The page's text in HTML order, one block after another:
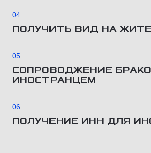
04
ПОЛУЧИТЬ ВИД НА
05
СОПРОВОДЖЕНИЕ
ИНОСТРАНЦЕМ
06
ПОЛУЧЕНИЕ ИНН ДЛЯ